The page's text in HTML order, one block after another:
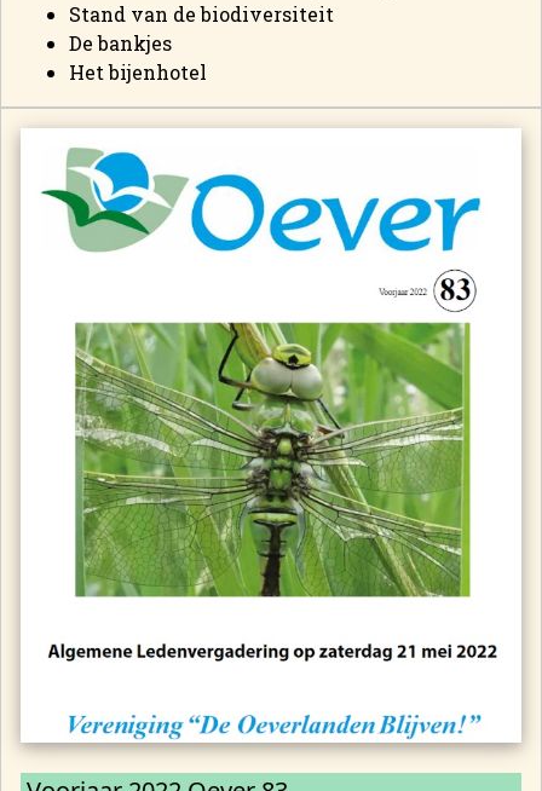
Stand van de biodiversiteit
De bankjes
Het bijenhotel